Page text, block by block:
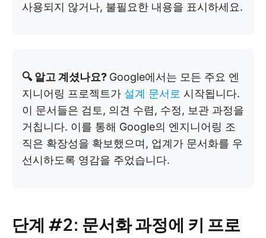
사용되지 않거나, 불필요한 내용을 표시하세요.
🔍 알고 계셨나요? Google에서는 모든 주요 엔
지니어링 프로젝트가 설계 문서로 시작됩니다.
이 문서들은 검토, 의견 수렴, 수정, 보관 과정을
거칩니다. 이를 통해 Google의 엔지니어링 조
직은 확장성을 확보했으며, 업계가 문서화를 우
선시하도록 영감을 주었습니다.
단계 #2: 문서화 과정에 키 프로